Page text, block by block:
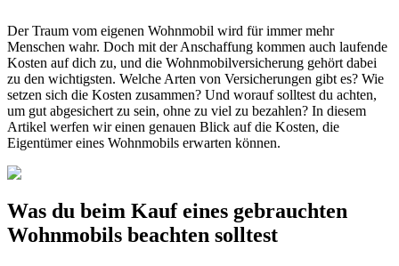
Der Traum vom eigenen Wohnmobil wird für immer mehr
Menschen wahr. Doch mit der Anschaffung kommen auch laufende
Kosten auf dich zu, und die Wohnmobilversicherung gehört dabei
zu den wichtigsten. Welche Arten von Versicherungen gibt es? Wie
setzen sich die Kosten zusammen? Und worauf solltest du achten,
um gut abgesichert zu sein, ohne zu viel zu bezahlen? In diesem
Artikel werfen wir einen genauen Blick auf die Kosten, die
Eigentümer eines Wohnmobils erwarten können.
Was du beim Kauf eines gebrauchten
Wohnmobils beachten solltest